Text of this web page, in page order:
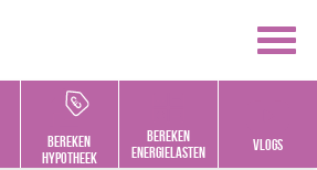
bereken
hypotheek
Bereken
energielasten
vlogs